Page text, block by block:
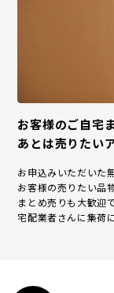
お客様のご自宅
あとは売りたい
お申込みいただいた
お客様の売りたい品
まとめ売りも大歓迎
宅配業者さんに集荷